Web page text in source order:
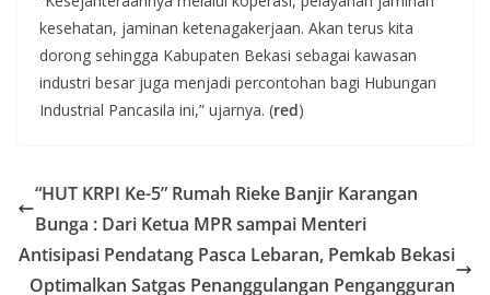
kesehatan, jaminan ketenagakerjaan. Akan terus kita
dorong sehingga Kabupaten Bekasi sebagai kawasan
industri besar juga menjadi percontohan bagi Hubungan
Industrial Pancasila ini,” ujarnya. (red)
“HUT KRPI Ke-5” Rumah Rieke Banjir Karangan
Bunga : Dari Ketua MPR sampai Menteri
Antisipasi Pendatang Pasca Lebaran, Pemkab Bekasi
Optimalkan Satgas Penanggulangan Pengangguran